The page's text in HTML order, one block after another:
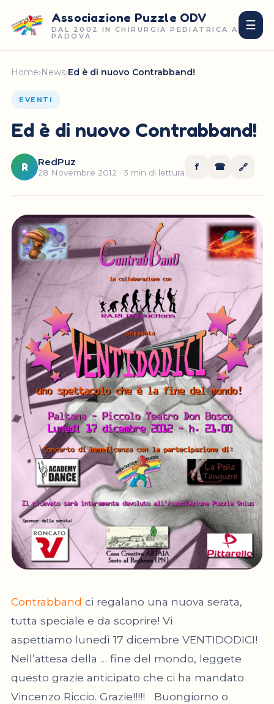
Associazione Puzzle ODV
DAL 2002 IN CHIRURGIA PEDIATRICA A
PADOVA
☰
Home›News›Ed è di nuovo Contrabband!
EVENTI
Ed è di nuovo Contrabband!
R RedPuz
28 Novembre 2012 · 3 min di lettura f ☎ 🔗
Contrabband ci regalano una nuova serata,
tutta speciale e da scoprire! Vi
aspettiamo lunedì 17 dicembre VENTIDODICI!
Nell’attesa della … fine del mondo, leggete
questo grazie anticipato che ci ha mandato
Vincenzo Riccio. Grazie!!!!! Buongiorno o